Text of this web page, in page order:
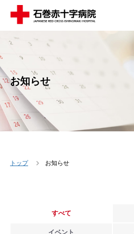
医療関係者の方
お知らせ
トップ お知らせ
すべて
イベント